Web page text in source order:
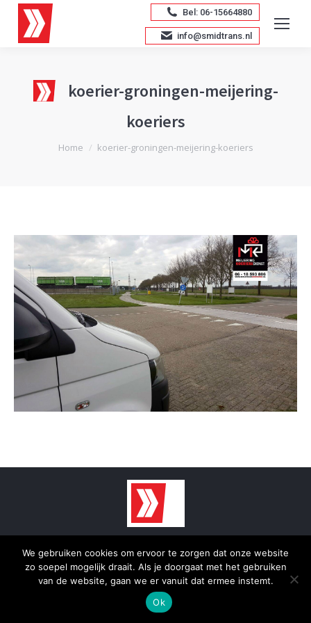
Bel: 06-15664880
info@smidtrans.nl
koerier-groningen-meijering-
koeriers
Je bent hier:
Home koerier-groningen-meijering-koeriers
Bottom menu
We gebruiken cookies om ervoor te zorgen dat onze website
zo soepel mogelijk draait. Als je doorgaat met het gebruiken
van de website, gaan we er vanuit dat ermee instemt.
Ok